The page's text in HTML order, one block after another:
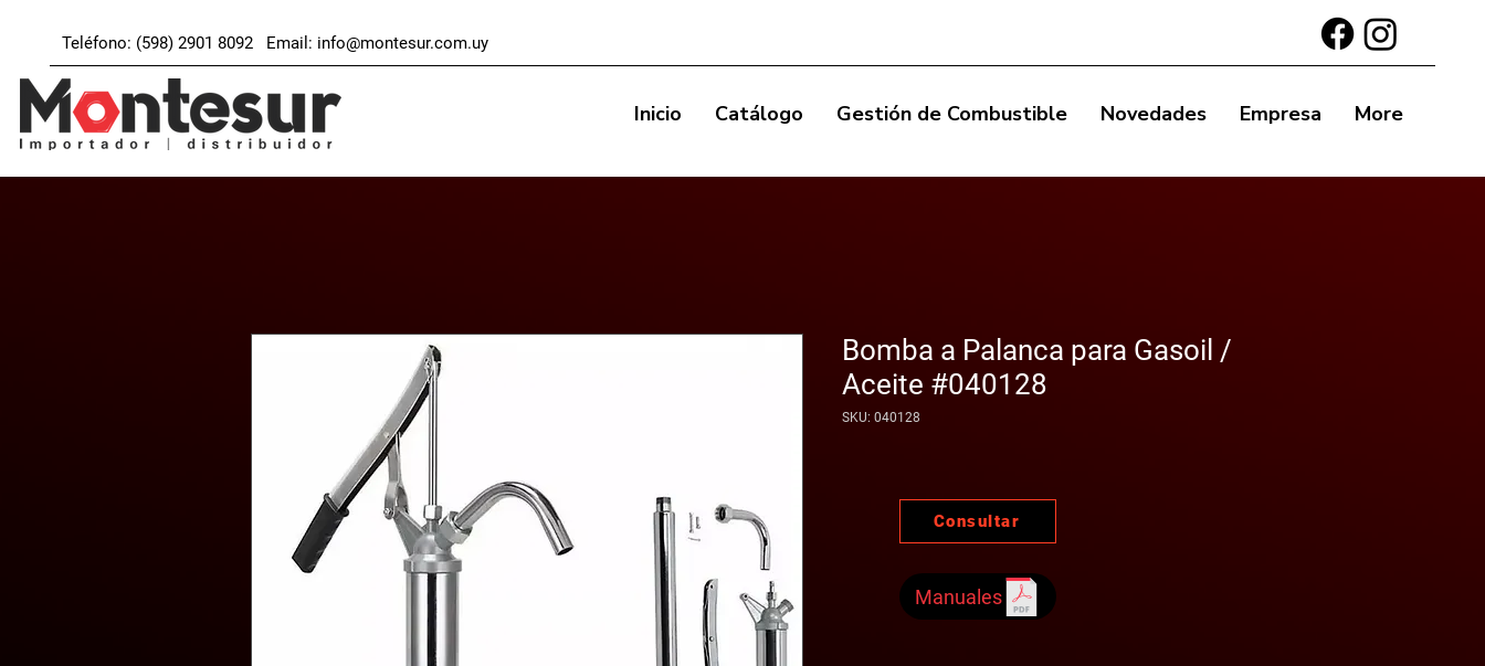
Teléfono: (598) 2901 8092 Email: info@montesur.com.uy
Inicio Catálogo Gestión de Combustible Novedades Empresa More
Bomba a Palanca para Gasoil /
Aceite #040128
SKU: 040128
Consultar
Manuales